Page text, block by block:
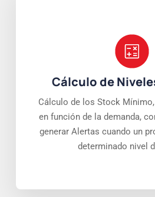
Cálculo de
Cálculo de los Stock
en función de la demanda,
generar Alertas cuando un
determinado nivel